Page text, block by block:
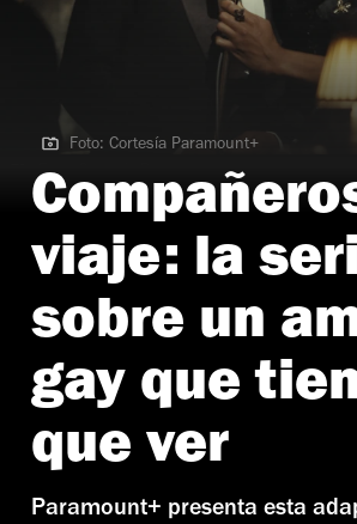
Foto: Cortesía Paramount+
Foto: Cortesía Paramount+
viaje: la
sobre un
gay que
que ver
Paramount+ presenta esta